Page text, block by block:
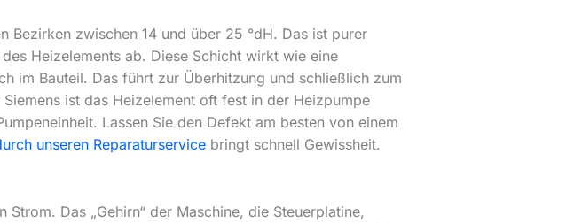
Bezirken zwischen 14 und über 25 °dH. Das ist purer
Heizelements ab. Diese Schicht wirkt wie eine
im Bauteil. Das führt zur Überhitzung und schließlich zum
ist das Heizelement oft fest in der Heizpumpe
Lassen Sie den Defekt am besten von einem
unseren Reparaturservicebringt schnell Gewissheit.
Das „Gehirn“ der Maschine, die Steuerplatine,